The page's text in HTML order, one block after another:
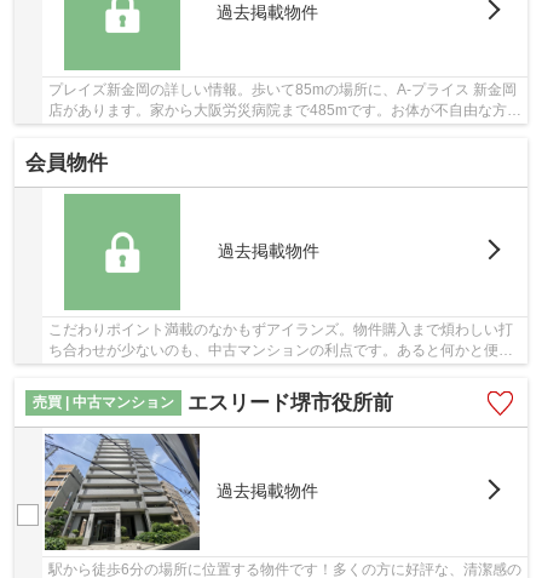
過去掲載物件
プレイズ新金岡の詳しい情報。歩いて85mの場所に、A-プライス 新金岡
店があります。家から大阪労災病院まで485mです。お体が不自由な方で
会員物件
過去掲載物件
こだわりポイント満載のなかもずアイランズ。物件購入まで煩わしい打
ち合わせが少ないのも、中古マンションの利点です。あると何かと便利
売買 | 中古マンション
エスリード堺市役所前
過去掲載物件
駅から徒歩6分の場所に位置する物件です！多くの方に好評な、清潔感の